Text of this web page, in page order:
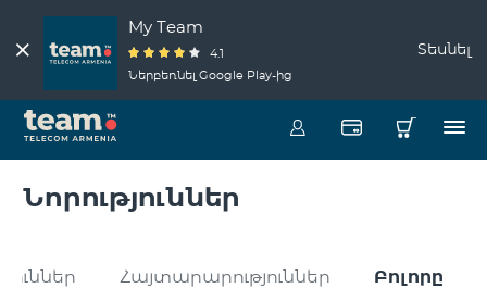
My Team
4.1
Ներբեռնել Google Play-ից
Տեսնել
Նորություններ
Հայտարարություններ Բոլորը